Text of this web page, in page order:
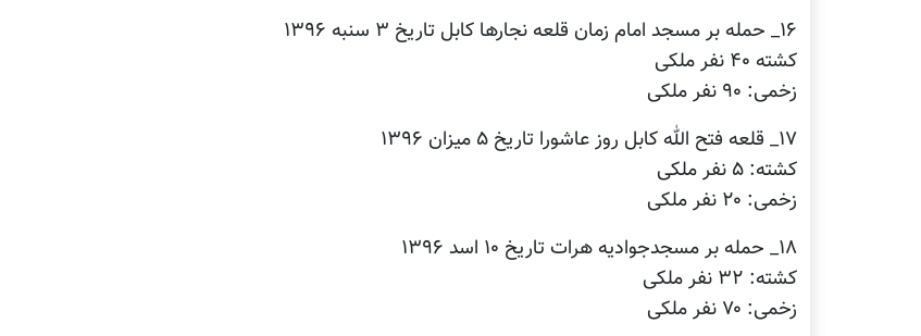
۱۶_ حمله بر مسجد امام زمان قلعه نجارها کابل تاریخ ۳ سنبه ۱۳۹۶
کشته ۴۰ نفر ملکی
زخمی: ۹۰ نفر ملکی
۱۷_ قلعه فتح الله کابل روز عاشورا تاریخ ۵ میزان ۱۳۹۶
کشته: ۵ نفر ملکی
زخمی: ۲۰ نفر ملکی
۱۸_ حمله بر مسجدجوادیه هرات تاریخ ۱۰ اسد ۱۳۹۶
کشته: ۳۲ نفر ملکی
زخمی: ۷۰ نفر ملکی